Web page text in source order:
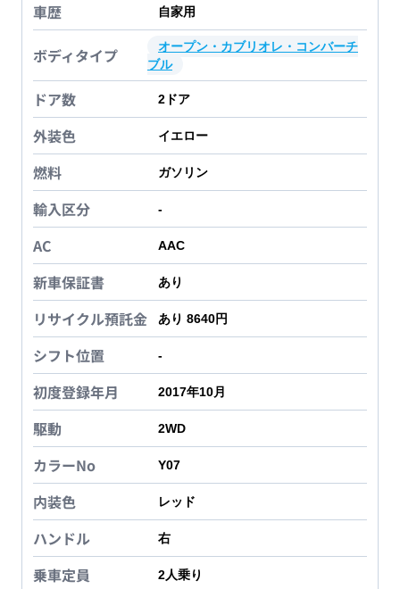
車歴 自家用
ボディタイプ
オープン・カブリオレ・コンバーチ
ブル
ドア数 2 ドア
外装色 イエロー
燃料 ガソリン
輸入区分 -
AC AAC
新車保証書 あり
リサイクル預託金 あり 8640円
シフト位置 -
初度登録年月 2017年10月
駆動 2WD
カラーNo Y07
内装色 レッド
ハンドル 右
乗車定員 2人乗り